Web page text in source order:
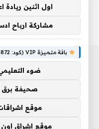
اول اثنين ريادة
مشاركة ارباح
باقة متميزة VIP (كود: AA35872):
ضوء
صحيفة برق
موقع
موقع اشراق اون
فيسبوك
إخلاء
سياسة